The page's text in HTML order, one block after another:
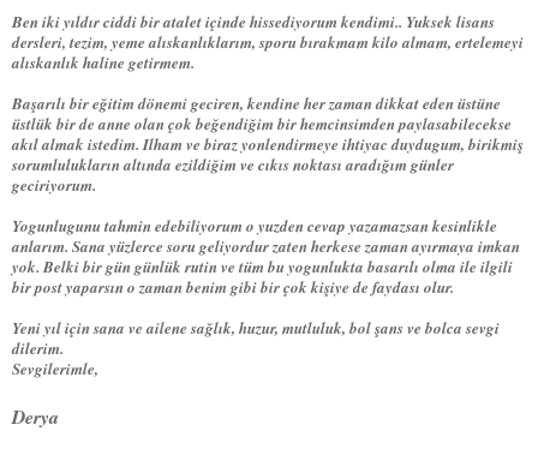
Ben iki yıldır ciddi bir atalet içinde hissediyorum kendimi.. Yuksek lisans
dersleri, tezim, yeme alıskanlıklarım, sporu bırakmam kilo almam, ertelemeyi
alıskanlık haline getirmem.
Başarılı bir eğitim dönemi geciren, kendine her zaman dikkat eden üstüne
üstlük bir de anne olan çok beğendiğim bir hemcinsimden paylasabilecekse
akıl almak istedim. Ilham ve biraz yonlendirmeye ihtiyac duydugum, birikmiş
sorumlulukların altında ezildiğim ve cıkıs noktası aradığım günler
geciriyorum.
Yogunlugunu tahmin edebiliyorum o yuzden cevap yazamazsan kesinlikle
anlarım. Sana yüzlerce soru geliyordur zaten herkese zaman ayırmaya imkan
yok. Belki bir gün günlük rutin ve tüm bu yogunlukta basarılı olma ile ilgili
bir post yaparsın o zaman benim gibi bir çok kişiye de faydası olur.
Yeni yıl için sana ve ailene sağlık, huzur, mutluluk, bol şans ve bolca sevgi
dilerim.
Sevgilerimle,
Derya